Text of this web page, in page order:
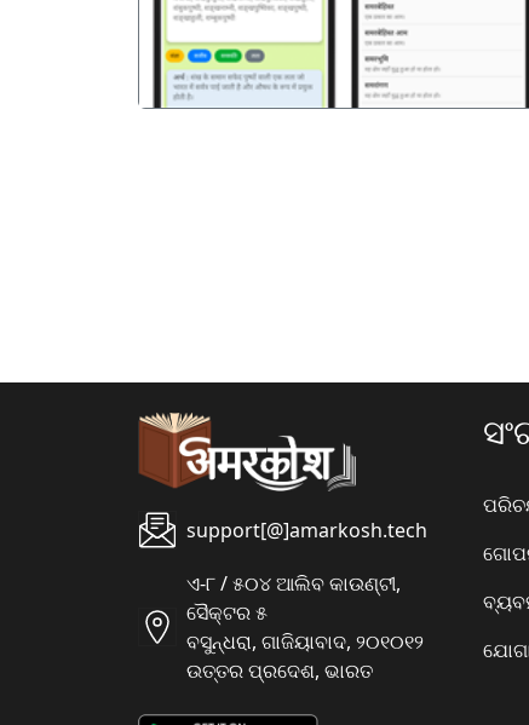
support[@]amarkosh.tech
ଏ-୮ / ୫୦୪ ଆଲିବ କାଉଣ୍ଟୀ,
ସୈକ୍ଟର ୫
ବସୁନ୍ଧରା, ଗାଜିୟାବାଦ, ୨୦୧୦୧୨
ଉତ୍ତର ପ୍ରଦେଶ, ଭାରତ